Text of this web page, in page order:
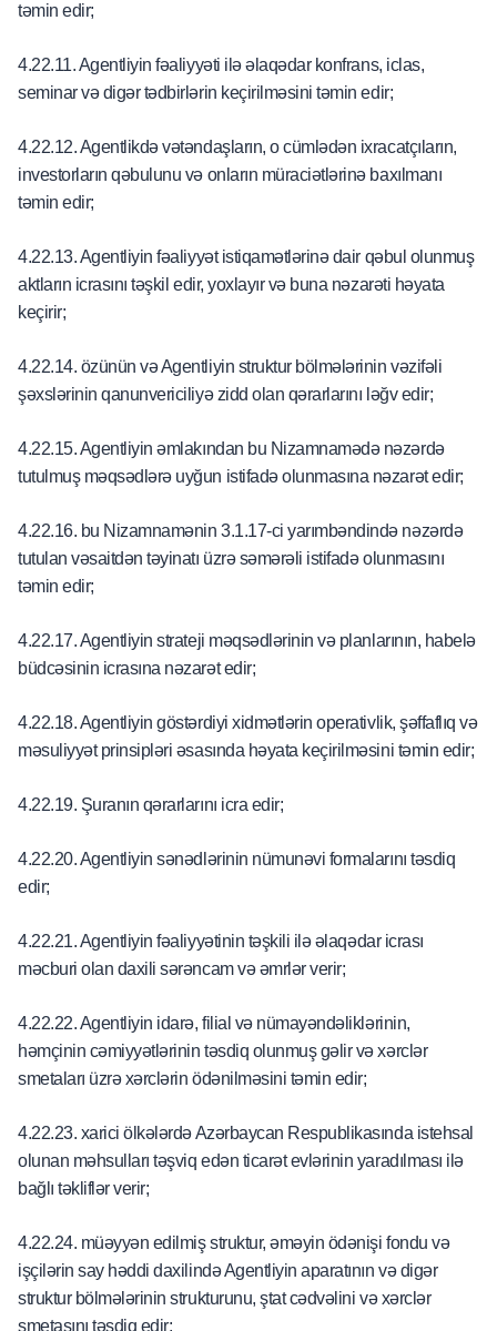
təmin edir;
4.22.11. Agentliyin fəaliyyəti ilə əlaqədar konfrans, iclas,
seminar və digər tədbirlərin keçirilməsini təmin edir;
4.22.12. Agentlikdə vətəndaşların, o cümlədən ixracatçıların,
investorların qəbulunu və onların müraciətlərinə baxılmanı
təmin edir;
4.22.13. Agentliyin fəaliyyət istiqamətlərinə dair qəbul olunmuş
aktların icrasını təşkil edir, yoxlayır və buna nəzarəti həyata
keçirir;
4.22.14. özünün və Agentliyin struktur bölmələrinin vəzifəli
şəxslərinin qanunvericiliyə zidd olan qərarlarını ləğv edir;
4.22.15. Agentliyin əmlakından bu Nizamnamədə nəzərdə
tutulmuş məqsədlərə uyğun istifadə olunmasına nəzarət edir;
4.22.16. bu Nizamnamənin 3.1.17-ci yarımbəndində nəzərdə
tutulan vəsaitdən təyinatı üzrə səmərəli istifadə olunmasını
təmin edir;
4.22.17. Agentliyin strateji məqsədlərinin və planlarının, habelə
büdcəsinin icrasına nəzarət edir;
4.22.18. Agentliyin göstərdiyi xidmətlərin operativlik, şəffaflıq və
məsuliyyət prinsipləri əsasında həyata keçirilməsini təmin edir;
4.22.19. Şuranın qərarlarını icra edir;
4.22.20. Agentliyin sənədlərinin nümunəvi formalarını təsdiq
edir;
4.22.21. Agentliyin fəaliyyətinin təşkili ilə əlaqədar icrası
məcburi olan daxili sərəncam və əmrlər verir;
4.22.22. Agentliyin idarə, filial və nümayəndəliklərinin,
həmçinin cəmiyyətlərinin təsdiq olunmuş gəlir və xərclər
smetaları üzrə xərclərin ödənilməsini təmin edir;
4.22.23. xarici ölkələrdə Azərbaycan Respublikasında istehsal
olunan məhsulları təşviq edən ticarət evlərinin yaradılması ilə
bağlı təkliflər verir;
4.22.24. müəyyən edilmiş struktur, əməyin ödənişi fondu və
işçilərin say həddi daxilində Agentliyin aparatının və digər
struktur bölmələrinin strukturunu, ştat cədvəlini və xərclər
smetasını təsdiq edir;